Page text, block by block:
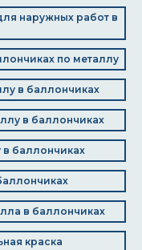
наружных работ в
по металлу
в баллончиках
в баллончиках
баллончиках
в баллончиках
краска